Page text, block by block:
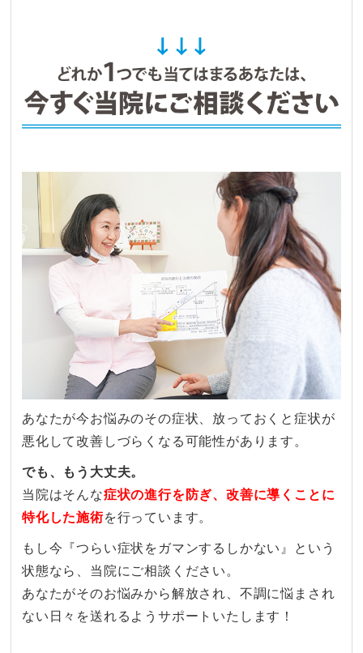
あなたが今お悩みのその症状、放っておくと症状が
悪化して改善しづらくなる可能性があります。
でも、もう大丈夫。
当院はそんな症状の進行を防ぎ、改善に導くことに
特化した施術を行っています。
もし今『つらい症状をガマンするしかない』という
状態なら、当院にご相談ください。
あなたがそのお悩みから解放され、不調に悩まされ
ない日々を送れるようサポートいたします！